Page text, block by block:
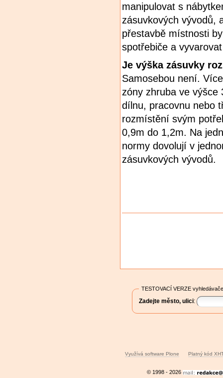
manipulovat s
zásuvkových vývodů,
přestavbě místnosti
spotřebiče a
Je výška zásuvky
Samosebou není.
zóny zhruba ve výšce
dílnu, pracovnu nebo
rozmístění svým
0,9m do 1,2m. Na
normy dovolují v
zásuvkových vývodů.
TESTOVACÍ VERZE
Zadejte město, ulici:
Využívá software Plone Platný kód
© 1998 - 2026